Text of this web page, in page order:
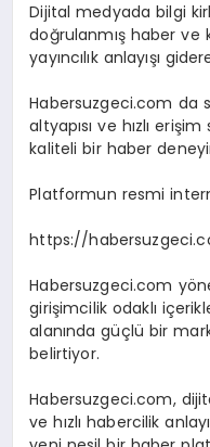
Dijital medyada bilgi
doğrulanmış haber ve
yayıncılık anlayışı
Habersuzgeci.com da
altyapısı ve hızlı
kaliteli bir haber
Platformun resmi
https://
Habersuzgeci.com
girişimcilik odaklı
alanında güçlü bir
belirtiyor.
Habersuzgeci.com,
ve hızlı habercilik